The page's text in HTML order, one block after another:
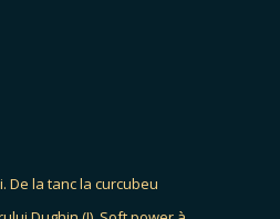
De la tanc la curcubeu